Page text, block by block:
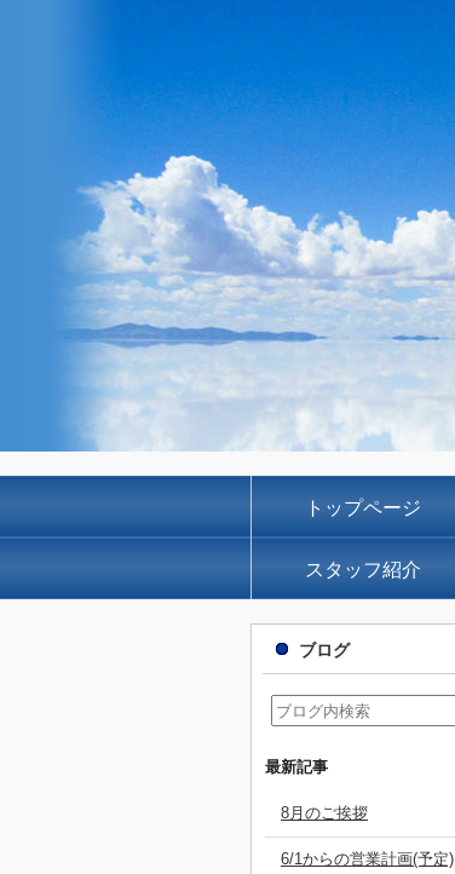
トップページ
スタッフ紹介
ブログ
最新記事
8月のご挨拶
6/1からの営業計画(予定)